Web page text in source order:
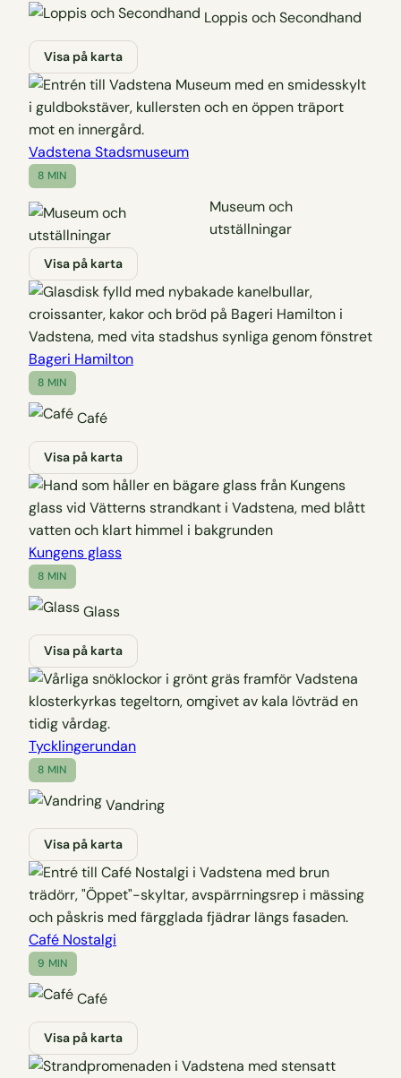
Loppis och Secondhand
Visa på karta
Vadstena Stadsmuseum
8 MIN
Museum och
utställningar
Visa på karta
Bageri Hamilton
8 MIN
Café
Visa på karta
Kungens glass
8 MIN
Glass
Visa på karta
Tycklingerundan
8 MIN
Vandring
Visa på karta
Café Nostalgi
9 MIN
Café
Visa på karta